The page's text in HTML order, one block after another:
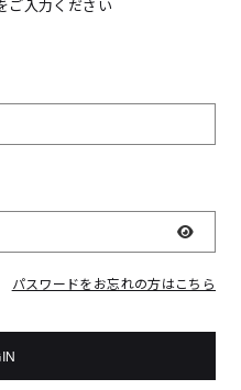
ご入力ください
表示
パスワードをお忘れの方はこちら